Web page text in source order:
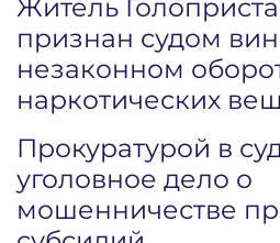
Житель
признан судом
незаконном
наркотических
Прокуратурой в
уголовное дело о
мошенничестве